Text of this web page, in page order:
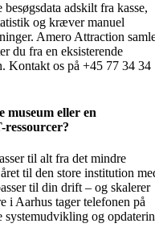
adskilt fra kasse,
og kræver manuel
Amero Attraction
du fra en eksisterende
Kontakt os på +45 77 34 34
museum eller en
til alt fra det mindre
til den store institution
til din drift – og skalerer
i Aarhus tager telefonen på
systemudvikling og